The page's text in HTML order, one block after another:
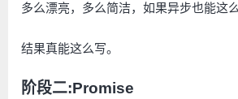
多么漂亮，多么简洁，如果异步也能这
结果真能这么写。
阶段二:Promise